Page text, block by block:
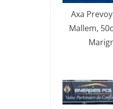
Axa
Mallem,